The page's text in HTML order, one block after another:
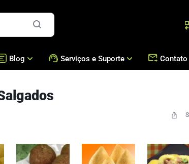
Formadoras e Recheadoras
Empanadeiras
Blog
Blog
Assistência Técnica / Reposição de Peças
Serviços e Suporte Contato